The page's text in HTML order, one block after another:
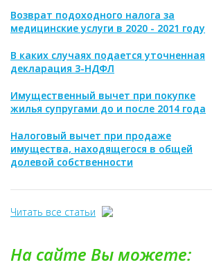
Возврат подоходного налога за
медицинские услуги в 2020 - 2021 году
В каких случаях подается уточненная
декларация 3-НДФЛ
Имущественный вычет при покупке
жилья супругами до и после 2014 года
Налоговый вычет при продаже
имущества, находящегося в общей
долевой собственности
Читать все статьи
На сайте Вы можете: